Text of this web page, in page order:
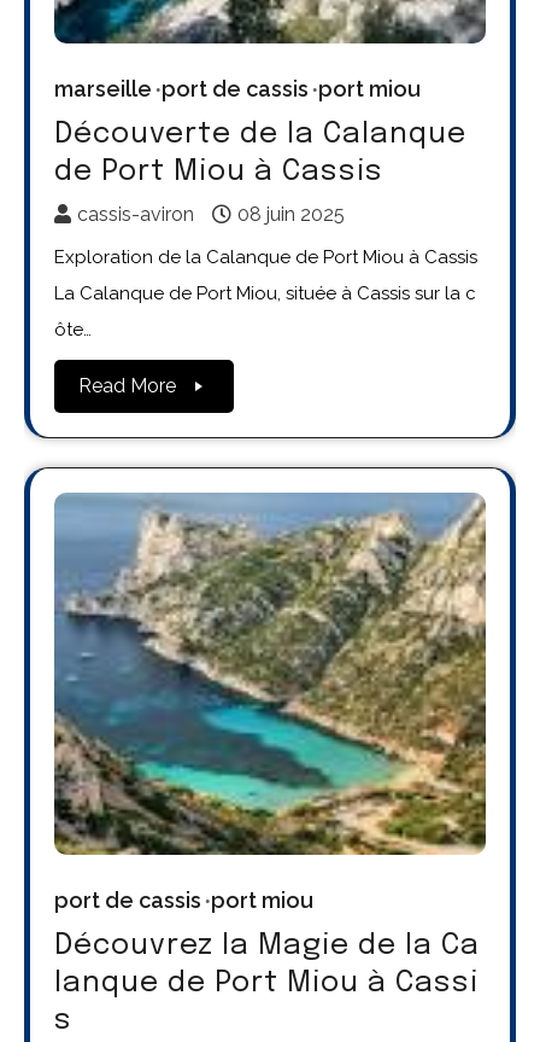
marseille port de cassis port miou
Découverte de la Calanque
de Port Miou à Cassis
cassis-aviron 08 juin 2025
Exploration de la Calanque de Port Miou à Cassis
La Calanque de Port Miou, située à Cassis sur la c
ôte…
Read More
port de cassis port miou
Découvrez la Magie de la Ca
lanque de Port Miou à Cassi
s